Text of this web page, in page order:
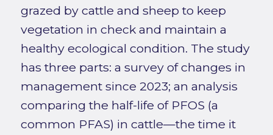
grazed by cattle and sheep to keep
vegetation in check and maintain a
healthy ecological condition. The study
has three parts: a survey of changes in
management since 2023; an analysis
comparing the half-life of PFOS (a
common PFAS) in cattle—the time it